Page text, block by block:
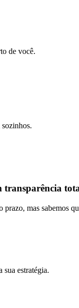
de você.
transparência
prazo, mas sabemos
sua estratégia.